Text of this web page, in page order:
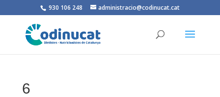
930 106 248 administracio@codinucat.cat
6